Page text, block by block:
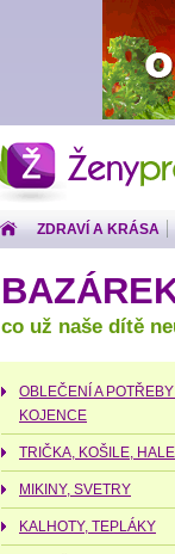
ZDRAVÍ A KRÁSA
co už naše dítě
OBLEČENÍ A
KOJENCE
TRIČKA, KOŠILE,
MIKINY, SVETRY
KALHOTY, TEPLÁKY